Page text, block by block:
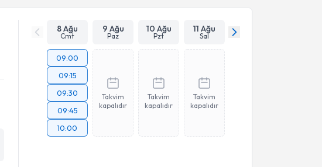
8 Ağu
Cmt
9 Ağu
Paz
10 Ağu
Pzt
11 Ağu
Sal
09:00
09:15
09:30
09:45
10:00
Takvim
kapalıdır
Takvim
kapalıdır
Takvim
kapalıdır